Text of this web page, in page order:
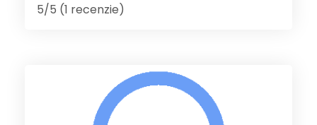
5/5 (1 recenzie)